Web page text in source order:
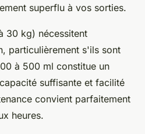
superflu à vos sorties.
30 kg) nécessitent
particulièrement s'ils sont
à 500 ml constitue un
suffisante et facilité
convient parfaitement
heures.